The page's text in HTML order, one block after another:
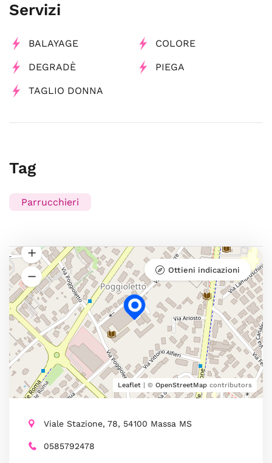
Servizi
BALAYAGE COLORE
DEGRADÈ PIEGA
TAGLIO DONNA
Tag
Parrucchieri
Leaflet | © OpenStreetMap contributors
Ottieni indicazioni
Viale Stazione, 78, 54100 Massa MS
0585792478